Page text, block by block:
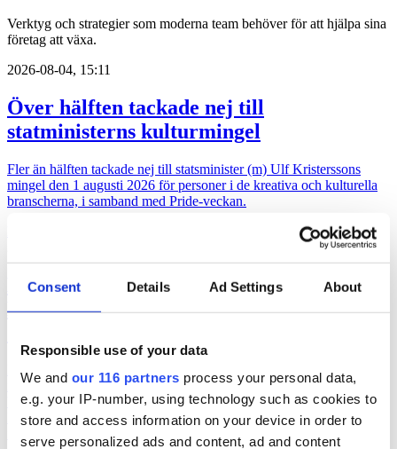
Consent Details Ad Settings About
Responsible use of your data
We and our 116 partners process your personal data,
e.g. your IP-number, using technology such as cookies to
store and access information on your device in order to
serve personalized ads and content, ad and content
Verktyg och strategier som moderna team behöver för att hjälpa sina
företag att växa.
2026-08-04, 15:11
Över hälften tackade nej till
statministerns kulturmingel
Fler än hälften tackade nej till statsminister (m) Ulf Kristerssons
mingel den 1 augusti 2026 för personer i de kreativa och kulturella
branscherna, i samband med Pride-veckan.
Lars Lerin och pr-konsulter – Ulf
Kristersson bjuder 115 kreativa till
Den 1 augusti håller statsminister Ulf Kristersson (m) en mottagning
i Sagerska palatset för att ”uppmärksamma kulturella och kreativ
branscher” i samband med att Prideveckan körgång. Flera pr-
konsulter, politiker och influerare, men även konstnärer och
författare, finns med bland de 115 inbjudna. Här är hela listan.